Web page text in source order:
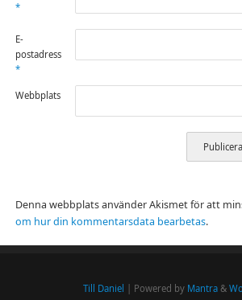
*
E-
postadress
*
Webbplats
Denna webbplats använder Akismet för att
om hur din kommentarsdata bearbetas.
Till Daniel | Powered by Mantra &